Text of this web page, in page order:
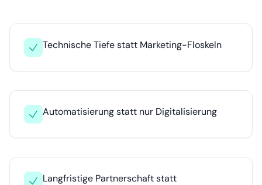
Technische Tiefe statt Marketing-Floskeln
Automatisierung statt nur Digitalisierung
Langfristige Partnerschaft statt